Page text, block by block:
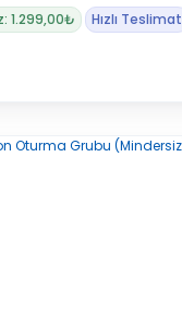
1.299,00₺ Hızlı Teslimat